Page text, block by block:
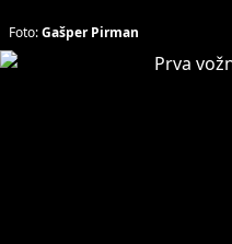
Foto:Gašper Pirman